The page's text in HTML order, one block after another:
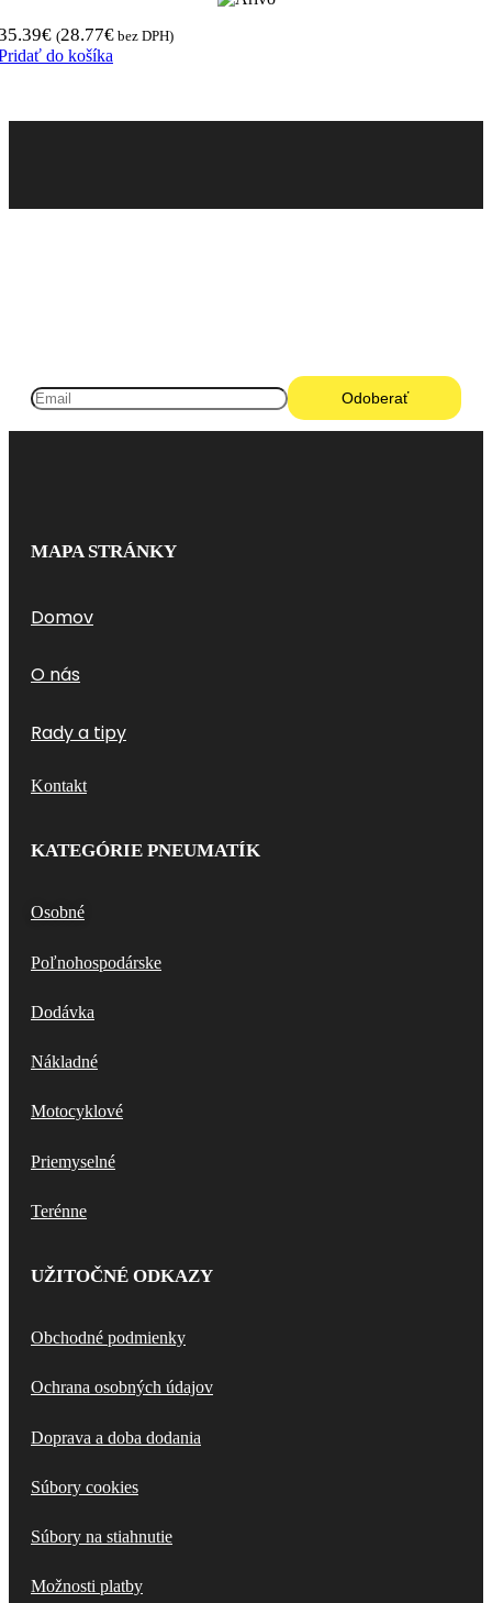
€ (28.77€ bez DPH)
do košíka
MAPA STRÁNKY
Domov
O nás
Rady a tipy
Kontakt
KATEGÓRIE PNEUMATÍK
Osobné
Poľnohospodárske
Dodávka
Nákladné
Motocyklové
Priemyselné
Terénne
UŽITOČNÉ ODKAZY
Obchodné podmienky
Ochrana osobných údajov
Doprava a doba dodania
Súbory cookies
Súbory na stiahnutie
Možnosti platby